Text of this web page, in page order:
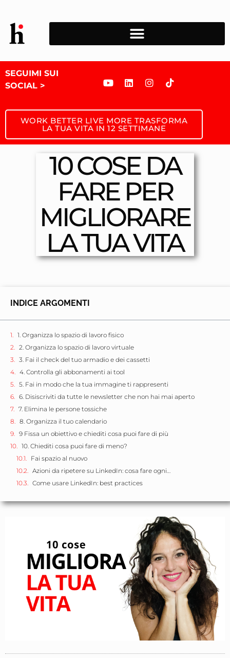
SEGUIMI SUI
SOCIAL >
WORK BETTER LIVE MORE TRASFORMA
LA TUA VITA IN 12 SETTIMANE
10 COSE DA
FARE PER
MIGLIORARE
LA TUA VITA
INDICE ARGOMENTI
1. Organizza lo spazio di lavoro fisico
2. Organizza lo spazio di lavoro virtuale
3. Fai il check del tuo armadio e dei cassetti
4. Controlla gli abbonamenti ai tool
5. Fai in modo che la tua immagine ti rappresenti
6. Disiscriviti da tutte le newsletter che non hai mai aperto
7. Elimina le persone tossiche
8. Organizza il tuo calendario
9 Fissa un obiettivo e chiediti cosa puoi fare di più
10. Chiediti cosa puoi fare di meno?
Fai spazio al nuovo
Azioni da ripetere su LinkedIn: cosa fare ogni…
Come usare LinkedIn: best practices